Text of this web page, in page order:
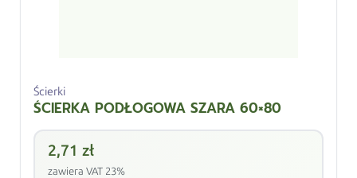
Ścierki
ŚCIERKA PODŁOGOWA SZARA 60×80
2,71zł
zawiera VAT 23%